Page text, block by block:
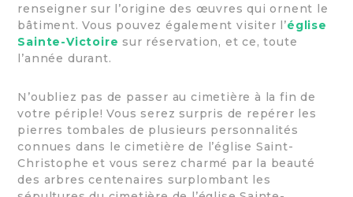
renseigner sur l’origine des œuvres qui ornent le
bâtiment. Vous pouvez également visiter l’église
Sainte-Victoire sur réservation, et ce, toute
l’année durant.
N’oubliez pas de passer au cimetière à la fin de
votre périple! Vous serez surpris de repérer les
pierres tombales de plusieurs personnalités
connues dans le cimetière de l’église Saint-
Christophe et vous serez charmé par la beauté
des arbres centenaires surplombant les